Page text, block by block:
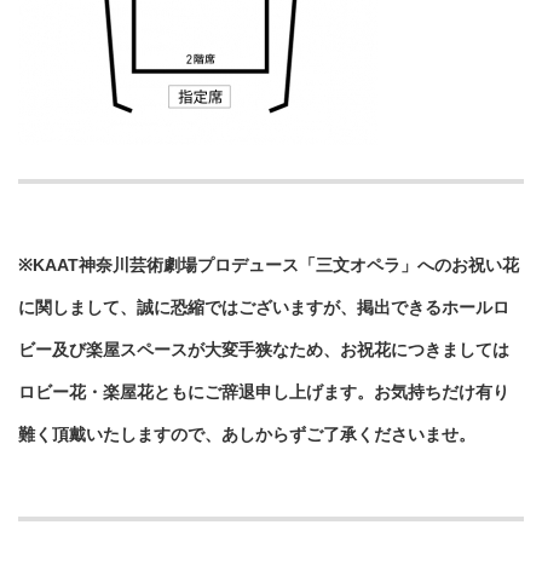
※KAAT神奈川芸術劇場プロデュース「三文オペラ」へのお祝い花
に関しまして、誠に恐縮ではございますが、掲出できるホールロ
ビー及び楽屋スペースが大変手狭なため、お祝花につきましては
ロビー花・楽屋花ともにご辞退申し上げます。お気持ちだけ有り
難く頂戴いたしますので、あしからずご了承くださいませ。